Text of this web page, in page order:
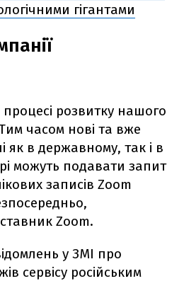
гігантами
розвитку нашого
часом нові та вже
як в державному, так і в
можуть подавати запит
записів Zoom
Zoom.
у ЗМІ про
сервісу російським